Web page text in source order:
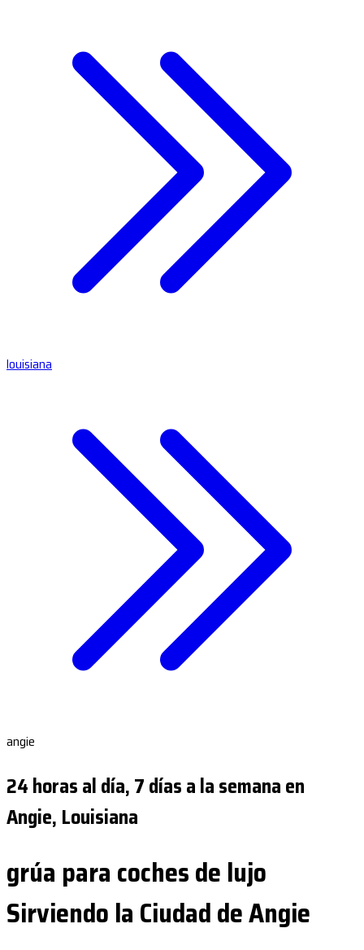
louisiana
angie
24 horas al día, 7 días a la semana en
Angie, Louisiana
grúa para coches de lujo
Sirviendo la Ciudad de Angie